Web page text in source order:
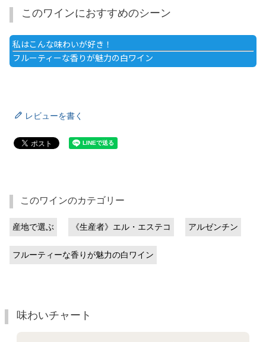
このワインにおすすめのシーン
私はこんな味わいが好き！
フルーティーな香りが魅力の白ワイン
レビューを書く
このワインのカテゴリー
産地で選ぶ 《生産者》エル・エステコ アルゼンチン
フルーティーな香りが魅力の白ワイン
味わいチャート